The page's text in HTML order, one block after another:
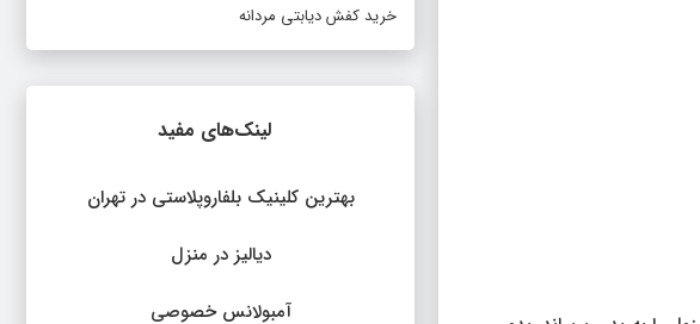
خرید کفش دیابتی مردانه
لینک‌های مفید
بهترین کلینیک بلفاروپلاستی در تهران
دیالیز در منزل
آمبولانس خصوصی